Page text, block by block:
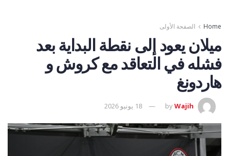
Home الصفحة الأولى
ميلان يعود إلى نقطة البداية بعد
فشله في التعاقد مع كروش و
هاردونغ
byWajih 18 يونيو 2026